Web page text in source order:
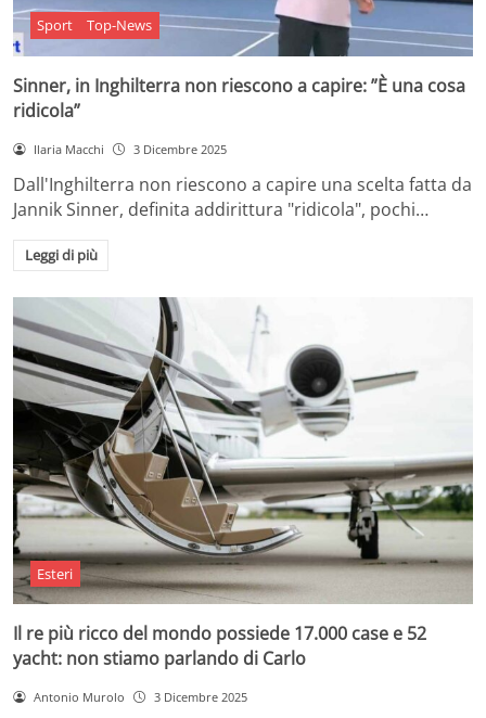
Sport Top-News
Sinner, in Inghilterra non riescono a capire: ”È una cosa
ridicola”
Ilaria Macchi 3 Dicembre 2025
Dall'Inghilterra non riescono a capire una scelta fatta da
Jannik Sinner, definita addirittura "ridicola", pochi…
Leggi di più
Esteri
Il re più ricco del mondo possiede 17.000 case e 52
yacht: non stiamo parlando di Carlo
Antonio Murolo 3 Dicembre 2025